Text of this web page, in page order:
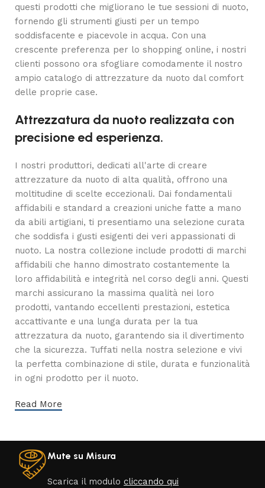
questi prodotti che migliorano le tue sessioni di nuoto,
fornendo gli strumenti giusti per un tempo
soddisfacente e piacevole in acqua. Con una
crescente preferenza per lo shopping online, i nostri
clienti possono ora sfogliare comodamente il nostro
ampio catalogo di attrezzature da nuoto dal comfort
delle proprie case.
Attrezzatura da nuoto realizzata con
precisione ed esperienza.
I nostri produttori, dedicati all'arte di creare
attrezzature da nuoto di alta qualità, offrono una
moltitudine di scelte eccezionali. Dai fondamentali
affidabili e standard a creazioni uniche fatte a mano
da abili artigiani, ti presentiamo una selezione curata
che soddisfa i gusti esigenti dei veri appassionati di
nuoto. La nostra collezione include prodotti di marchi
affidabili che hanno dimostrato costantemente la
loro affidabilità e integrità nel corso degli anni. Questi
marchi assicurano la massima qualità nei loro
prodotti, vantando eccellenti prestazioni, estetica
accattivante e una lunga durata per la tua
attrezzatura da nuoto, garantendo sia il divertimento
che la sicurezza. Tuffati nella nostra selezione e vivi
la perfetta combinazione di stile, durata e funzionalità
in ogni prodotto per il nuoto.
Read More
Mute su Misura
Scarica il modulo cliccando qui